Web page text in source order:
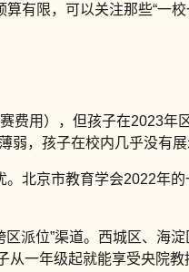
有限，可以关注那些“一
费用），但孩子在2023年
，孩子在校内几乎没有展
。北京市教育学会2022年
派位”渠道。西城区、海
一年级起就能享受央院教